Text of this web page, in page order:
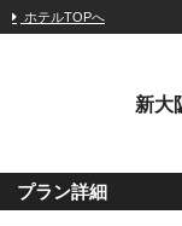
ホテルTOPへ
新大
プラン詳細